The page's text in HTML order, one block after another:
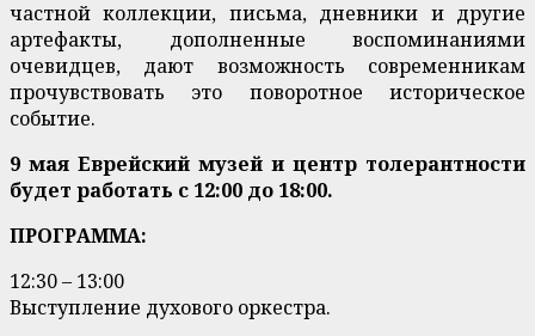
частной коллекции, письма, дневники и другие
артефакты, дополненные воспоминаниями
очевидцев, дают возможность современникам
прочувствовать это поворотное историческое
событие.
9 мая Еврейский музей и центр толерантности
будет работать с 12:00 до 18:00.
ПРОГРАММА:
12:30 – 13:00
Выступление духового оркестра.